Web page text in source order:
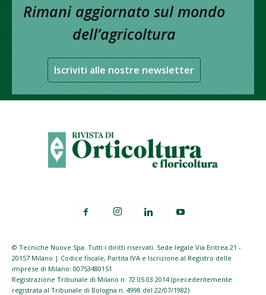
Rimani aggiornato sul mondo
dell’agricoltura
Iscriviti alle nostre newsletter
© Tecniche Nuove Spa. Tutti i diritti riservati. Sede legale Via Eritrea 21 -
20157 Milano | Codice fiscale, Partita IVA e Iscrizione al Registro delle
imprese di Milano: 00753480151
Registrazione Tribunale di Milano n. 72 05.03.2014 (precedentemente
registrata al Tribunale di Bologna n. 4998 del 22/07/1982)